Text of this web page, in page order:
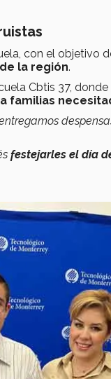
con el objetivo
la región.
Cbtis 37,
familias
entregamos
festejarles el día